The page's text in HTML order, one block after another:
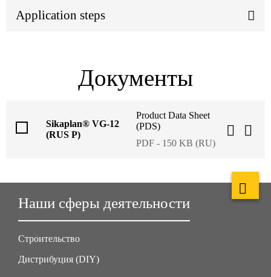
Application steps
Документы
Sikaplan® VG-12
(RUS P)
Product Data Sheet
(PDS)
PDF - 150 KB (RU)
Наши сферы деятельности
Строительство
Дистрибуция (DIY)